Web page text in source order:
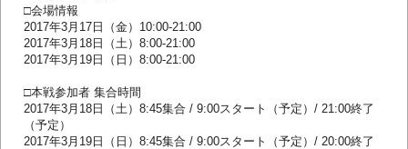
□会場情報
2017年3月17日（金）10:00-21:00
2017年3月18日（土）8:00-21:00
2017年3月19日（日）8:00-21:00
□本戦参加者 集合時間
2017年3月18日（土）8:45集合 / 9:00スタート（予定）/ 21:00終了
（予定）
2017年3月19日（日）8:45集合 / 9:00スタート（予定）/ 20:00終了